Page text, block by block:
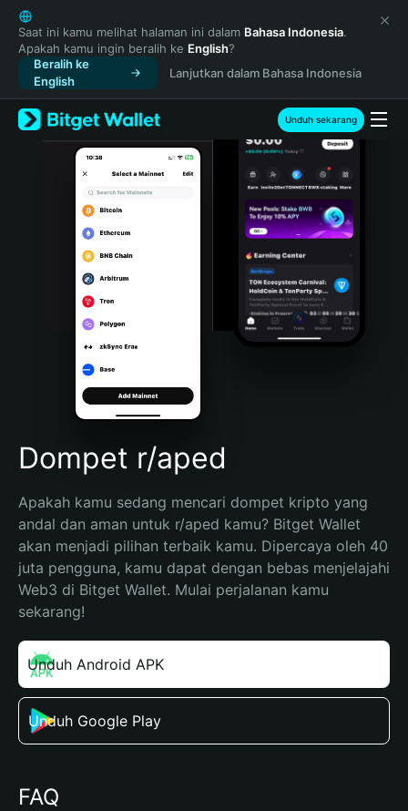
English
日本語
Tiếng Việt
Русский
Español (Latinoamérica)
Türkçe
Italiano
Português (Portugal)
Bahasa Indonesia
Português (Brasil)
Español (Argentina)
Saat ini kamu melihat halaman ini dalam Bahasa Indonesia.
Apakah kamu ingin beralih ke English?
Beralih ke
English
Lanjutkan dalam Bahasa Indonesia
Unduh sekarang
Dompet r/aped
Apakah kamu sedang mencari dompet kripto yang
andal dan aman untuk r/aped kamu? Bitget Wallet
akan menjadi pilihan terbaik kamu. Dipercaya oleh 40
juta pengguna, kamu dapat dengan bebas menjelajahi
Web3 di Bitget Wallet. Mulai perjalanan kamu
sekarang!
Unduh Android APK
Unduh Google Play
FAQ